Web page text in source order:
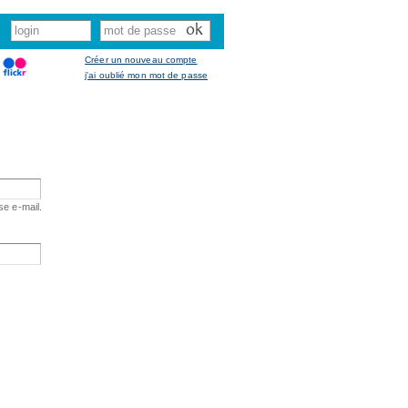
Créer un nouveau compte
j'ai oublié mon mot de passe
e-mail.